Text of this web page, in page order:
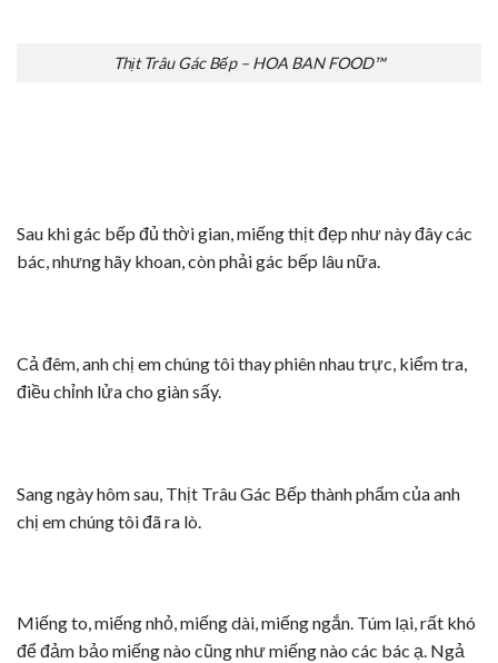
Thịt Trâu Gác Bếp – HOA BAN FOOD™
Sau khi gác bếp đủ thời gian, miếng thịt đẹp như này đây các
bác, nhưng hãy khoan, còn phải gác bếp lâu nữa.
Cả đêm, anh chị em chúng tôi thay phiên nhau trực, kiểm tra,
điều chỉnh lửa cho giàn sấy.
Sang ngày hôm sau, Thịt Trâu Gác Bếp thành phẩm của anh
chị em chúng tôi đã ra lò.
Miếng to, miếng nhỏ, miếng dài, miếng ngắn. Túm lại, rất khó
để đảm bảo miếng nào cũng như miếng nào các bác ạ. Ngả